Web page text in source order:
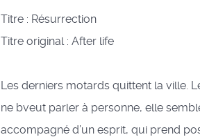
Titre : Résurrection
Titre original : After life
Les derniers motards quittent la ville.
ne bveut parler à personne, elle
accompagné d’un esprit, qui prend